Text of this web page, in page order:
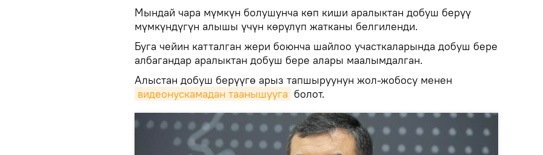
Мындай чара мүмкүн болушунча көп киши аралыктан добуш берүү
мүмкүндүгүн алышы үчүн көрүлүп жатканы белгиленди.
Буга чейин катталган жери боюнча шайлоо участкаларында добуш бере
албагандар аралыктан добуш бере алары маалымдалган.
Алыстан добуш берүүгө арыз тапшыруунун жол-жобосу менен
видеонускамадан таанышууга болот.